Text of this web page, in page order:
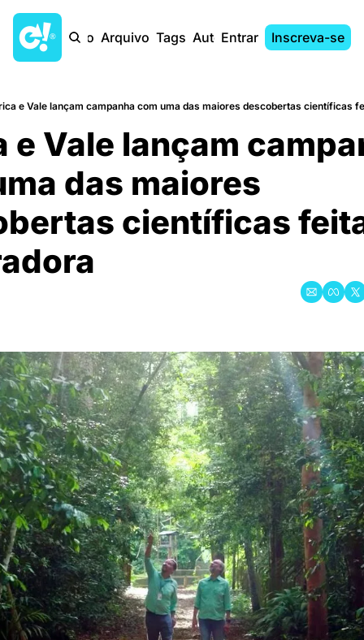
Início Arquivo Tags AutoresEntrar Inscreva-se
e Vale lançam campanha com uma das maiores descobertas científicas
e Vale lançam
das maiores
científicas